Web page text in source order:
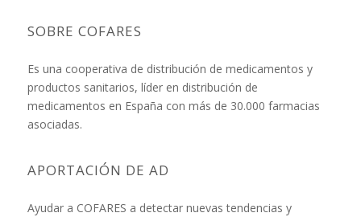
SOBRE COFARES
Es una cooperativa de distribución de medicamentos y
productos sanitarios, líder en distribución de
medicamentos en España con más de 30.000 farmacias
asociadas.
APORTACIÓN DE AD
Ayudar a COFARES a detectar nuevas tendencias y